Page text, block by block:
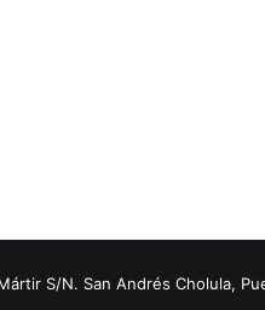
S/N. San Andrés Cholula,